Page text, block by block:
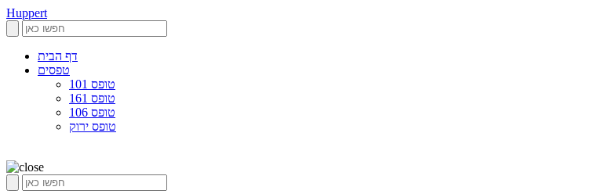
Huppert
דף הבית
טפסים
טופס 101
טופס 161
טופס 106
טופס ירוק